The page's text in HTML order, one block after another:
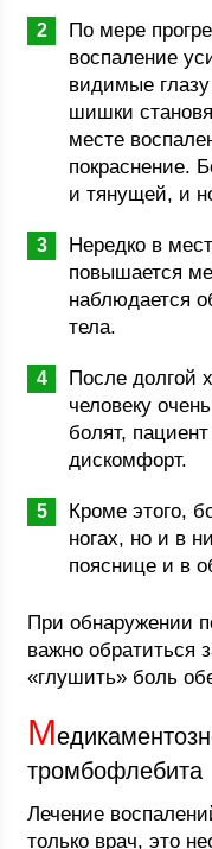
По мере
воспаление
видимые
шишки
месте
покраснение.
и тянущей, и
Нередко в
повышается
наблюдается
тела.
После долгой
человеку
болят,
дискомфорт.
Кроме этого,
ногах, но и в
пояснице и в
При обнаружении
важно обратиться
«глушить» боль
М
тромбофлебита
Лечение
только врач, это